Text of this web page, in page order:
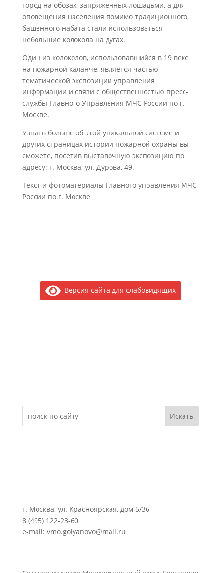
город на обозах, запряженных лошадьми, а для
оповещения населения помимо традиционного
башенного набата стали использоваться
небольшие колокола на дугах.
Один из колоколов, использовавшийся в 19 веке
на пожарной каланче, является частью
тематической экспозиции управления
информации и связи с общественностью пресс-
службы Главного Управления МЧС России по г.
Москве.
Узнать больше об этой уникальной системе и
других страницах истории пожарной охраны вы
сможете, посетив выставочную экспозицию по
адресу: г. Москва, ул. Дурова, 49.
Текст и фотоматериалы Главного управления МЧС
России по г. Москве
Версия сайта для слабовидящих
г. Москва, ул. Красноярская, дом 5/36
8 (495) 122-23-60
e-mail: vmo.golyanovo@mail.ru